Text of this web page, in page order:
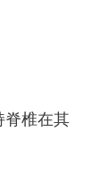
脊椎在其